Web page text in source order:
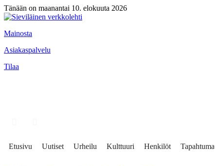
Tänään on maanantai 10. elokuuta 2026
Mainosta
Asiakaspalvelu
Tilaa
Etusivu Uutiset Urheilu Kulttuuri Henkilöt Tapahtumat